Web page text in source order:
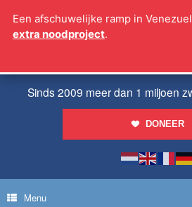
naar
Sinds 2009 meer dan 1 miljoen
DONEER
Menu
Een afschuwelijke ramp in
extra noodproject.